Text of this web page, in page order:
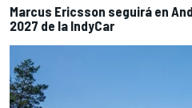
Marcus Ericsson seguirá en
2027 de la IndyCar